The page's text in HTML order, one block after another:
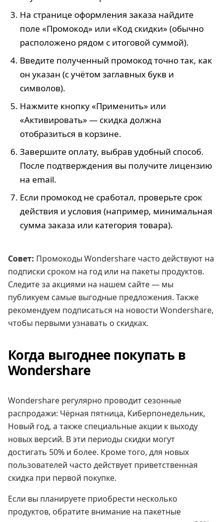
На странице оформления заказа найдите
поле «Промокод» или «Код скидки» (обычно
расположено рядом с итоговой суммой).
Введите полученный промокод точно так, как
он указан (с учётом заглавных букв и
символов).
Нажмите кнопку «Применить» или
«Активировать» — скидка должна
отобразиться в корзине.
Завершите оплату, выбрав удобный способ.
После подтверждения вы получите лицензию
на email.
Если промокод не сработал, проверьте срок
действия и условия (например, минимальная
сумма заказа или категория товара).
Совет: Промокоды Wondershare часто действуют на
подписки сроком на год или на пакеты продуктов.
Следите за акциями на нашем сайте — мы
публикуем самые выгодные предложения. Также
рекомендуем подписаться на новости Wondershare,
чтобы первыми узнавать о скидках.
Когда выгоднее покупать в
Wondershare
Wondershare регулярно проводит сезонные
распродажи: Чёрная пятница, Киберпонедельник,
Новый год, а также специальные акции к выходу
новых версий. В эти периоды скидки могут
достигать 50% и более. Кроме того, для новых
пользователей часто действует приветственная
скидка при первой покупке.
Если вы планируете приобрести несколько
продуктов, обратите внимание на пакетные